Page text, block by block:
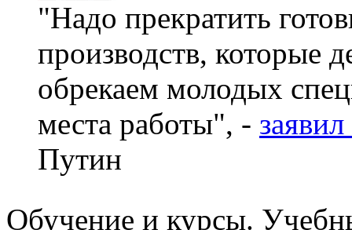
"Надо прекратить
производств, которые
обрекаем молодых
места работы", -
Путин
Обучение и курсы.